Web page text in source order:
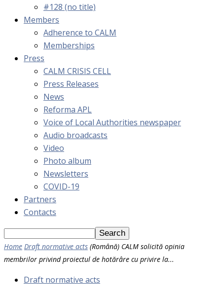
#128 (no title)
Members
Adherence to CALM
Memberships
Press
CALM CRISIS CELL
Press Releases
News
Reforma APL
Voice of Local Authorities newspaper
Audio broadcasts
Video
Photo album
Newsletters
COVID-19
Partners
Contacts
Home Draft normative acts (Română) CALM solicită opinia
membrilor privind proiectul de hotărâre cu privire la...
Draft normative acts